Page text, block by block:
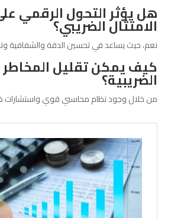
هل يؤثر التحول الرقمي
الامتثال الضريبي؟
نعم، حيث يساعد في تحسين الدقة والشفافية
كيف يمكن تقليل المخاطر
الضريبية؟
من خلال وجود نظام محاسبي قوي واستشارات